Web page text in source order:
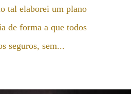
tal elaborei um plano
de forma a que todos
seguros, sem...